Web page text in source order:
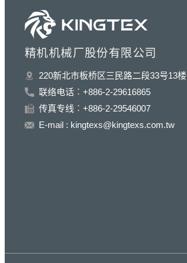
精机机械厂股份有限公司
220新北巿板桥区三民路二段33号13楼
联络电话︰+886-2-29616865
传真专线︰+886-2-29546007
E-mail : kingtexs@kingtexs.com.tw